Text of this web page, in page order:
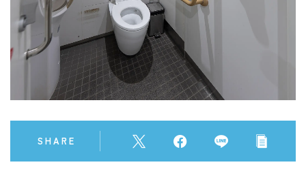
THE TOKYO TOILET
お役立ち情報
トイレの一般知識
SHARE